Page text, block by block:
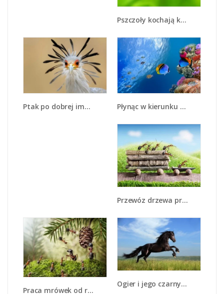
Pszczoły kochają kwiaty - Z065
Ptak po dobrej imprezie - Z298 Płynąc w kierunku ryb - Z162
Przewóz drzewa przez mrówki - Z316
Praca mrówek od rana do wieczora - Z321
Ogier i jego czarny charakter - Z171